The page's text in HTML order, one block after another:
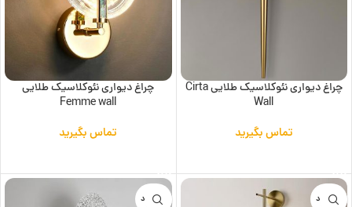
چراغ دیواری نئوکلاسیک طلایی Cirta
Wall
تماس بگیرید
چراغ دیواری نئوکلاسیک طلایی
Femme wall
تماس بگیرید
ناموجود ناموجود